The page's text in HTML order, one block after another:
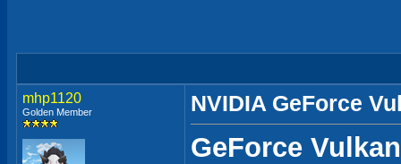
mhp1120
Golden Member NVIDIA GeForce
GeForce